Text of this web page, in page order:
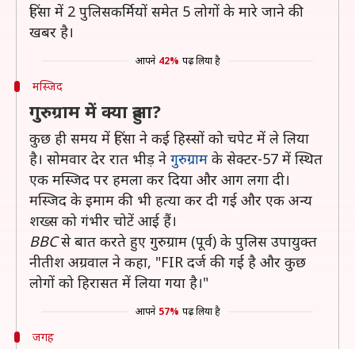
हिंसा में 2 पुलिसकर्मियों समेत 5 लोगों के मारे जाने की
खबर है।
आपने 42% पढ़ लिया है
मस्जिद
गुरुग्राम में क्या हुआ?
कुछ ही समय में हिंसा ने कई हिस्सों को चपेट में ले लिया
है। सोमवार देर रात भीड़ ने गुरुग्राम के सेक्टर-57 में स्थित
एक मस्जिद पर हमला कर दिया और आग लगा दी।
मस्जिद के इमाम की भी हत्या कर दी गई और एक अन्य
शख्स को गंभीर चोटें आई हैं।
BBCसे बात करते हुए गुरुग्राम (पूर्व) के पुलिस उपायुक्त
नीतीश अग्रवाल ने कहा, "FIR दर्ज की गई है और कुछ
लोगों को हिरासत में लिया गया है।"
आपने 57% पढ़ लिया है
जगह